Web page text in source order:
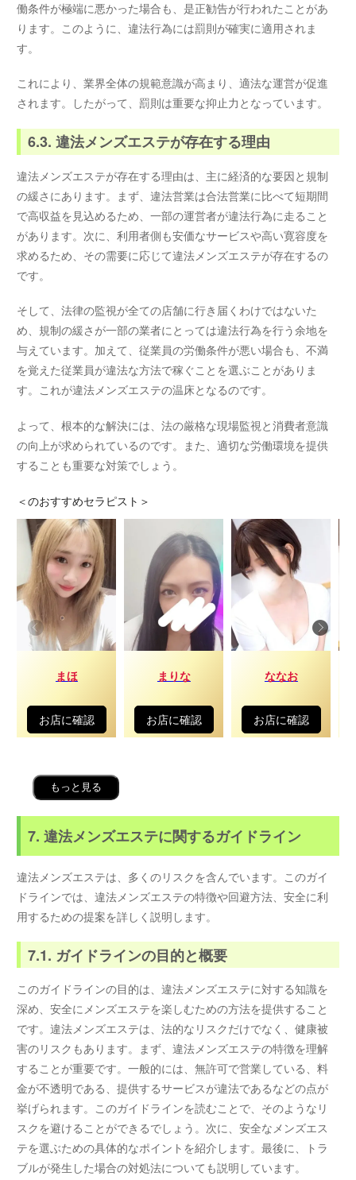
働条件が極端に悪かった場合も、是正勧告が行われたことがあ
ります。このように、違法行為には罰則が確実に適用されま
す。
これにより、業界全体の規範意識が高まり、適法な運営が促進
されます。したがって、罰則は重要な抑止力となっています。
6.3. 違法メンズエステが存在する理由
違法メンズエステが存在する理由は、主に経済的な要因と規制
の緩さにあります。まず、違法営業は合法営業に比べて短期間
で高収益を見込めるため、一部の運営者が違法行為に走ること
があります。次に、利用者側も安価なサービスや高い寛容度を
求めるため、その需要に応じて違法メンズエステが存在するの
です。
そして、法律の監視が全ての店舗に行き届くわけではないた
め、規制の緩さが一部の業者にとっては違法行為を行う余地を
与えています。加えて、従業員の労働条件が悪い場合も、不満
を覚えた従業員が違法な方法で稼ぐことを選ぶことがありま
す。これが違法メンズエステの温床となるのです。
よって、根本的な解決には、法の厳格な現場監視と消費者意識
の向上が求められているのです。また、適切な労働環境を提供
することも重要な対策でしょう。
＜のおすすめセラピスト＞
まほ
お店に確認
まりな
お店に確認
ななお
お店に確認
もっと見る
7. 違法メンズエステに関するガイドライン
違法メンズエステは、多くのリスクを含んでいます。このガイ
ドラインでは、違法メンズエステの特徴や回避方法、安全に利
用するための提案を詳しく説明します。
7.1. ガイドラインの目的と概要
このガイドラインの目的は、違法メンズエステに対する知識を
深め、安全にメンズエステを楽しむための方法を提供すること
です。違法メンズエステは、法的なリスクだけでなく、健康被
害のリスクもあります。まず、違法メンズエステの特徴を理解
することが重要です。一般的には、無許可で営業している、料
金が不透明である、提供するサービスが違法であるなどの点が
挙げられます。このガイドラインを読むことで、そのようなリ
スクを避けることができるでしょう。次に、安全なメンズエス
テを選ぶための具体的なポイントを紹介します。最後に、トラ
ブルが発生した場合の対処法についても説明しています。